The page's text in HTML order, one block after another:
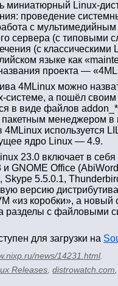
миниатюрный Linux-
проведение
с
сервера (с типовыми
(с классическими
языке как
проекта —
4MLinux можно
системе, а пошёл
в виде файлов
менеджером в
используется
ядро Linux — 4.9.
23.0 включает в
и GNOME Office
5.5.0.1,
версию
«из коробки», а новый
разделы с файловыми
для загрузки на
news/14231.html.
Releases distrowatch.com